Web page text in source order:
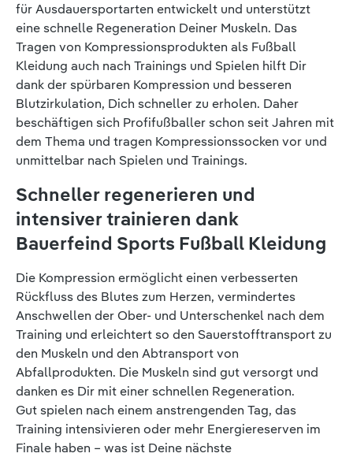
für Ausdauersportarten entwickelt und unterstützt
eine schnelle Regeneration Deiner Muskeln. Das
Tragen von Kompressionsprodukten als Fußball
Kleidung auch nach Trainings und Spielen hilft Dir
dank der spürbaren Kompression und besseren
Blutzirkulation, Dich schneller zu erholen. Daher
beschäftigen sich Profifußballer schon seit Jahren mit
dem Thema und tragen Kompressionssocken vor und
unmittelbar nach Spielen und Trainings.
Schneller regenerieren und
intensiver trainieren dank
Bauerfeind Sports Fußball Kleidung
Die Kompression ermöglicht einen verbesserten
Rückfluss des Blutes zum Herzen, vermindertes
Anschwellen der Ober- und Unterschenkel nach dem
Training und erleichtert so den Sauerstofftransport zu
den Muskeln und den Abtransport von
Abfallprodukten. Die Muskeln sind gut versorgt und
danken es Dir mit einer schnellen Regeneration.
Gut spielen nach einem anstrengenden Tag, das
Training intensivieren oder mehr Energiereserven im
Finale haben – was ist Deine nächste